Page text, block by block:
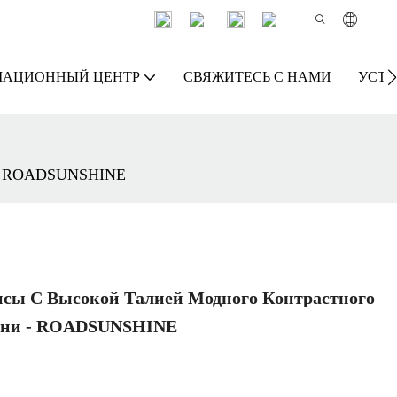
ЦЕНТР СВЯЖИТЕСЬ С НАМИ
ROADSUNSHINE
С Высокой Талией Модного Контрастного
- ROADSUNSHINE